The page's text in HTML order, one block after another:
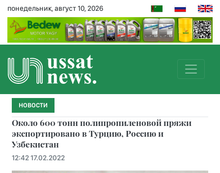
понедельник, август 10, 2026
НОВОСТИ
Около 600 тонн полипропиленовой пряжи
экспортировано в Турцию, Россию и
Узбекистан
12:42 17.02.2022